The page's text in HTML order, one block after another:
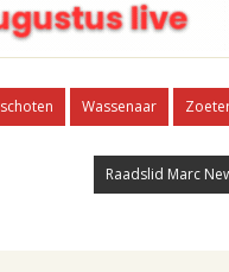
Wassenaar
Raadslid Marc